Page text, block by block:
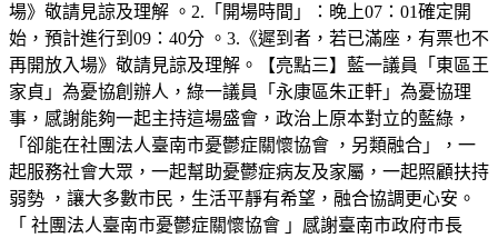
場》敬請見諒及理解 。2.「開場時間」：晚上07：01確定開
始，預計進行到09：40分 。3.《遲到者，若已滿座，有票也不
再開放入場》敬請見諒及理解。【亮點三】藍一議員「東區王
家貞」為憂協創辦人，綠一議員「永康區朱正軒」為憂協理
事，感謝能夠一起主持這場盛會，政治上原本對立的藍綠，
「卻能在社團法人臺南市憂鬱症關懷協會 ，另類融合」，一
起服務社會大眾，一起幫助憂鬱症病友及家屬，一起照顧扶持
弱勢 ，讓大多數市民，生活平靜有希望，融合協調更心安。
「 社團法人臺南市憂鬱症關懷協會 」感謝臺南市政府市長